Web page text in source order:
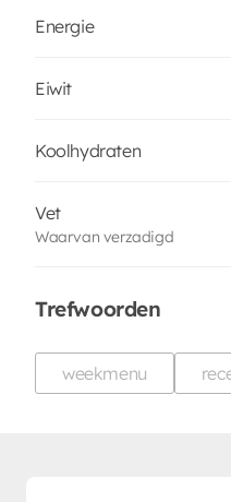
Energie
Eiwit
Koolhydraten
Vet
Waarvan verzadigd
Trefwoorden
weekmenu